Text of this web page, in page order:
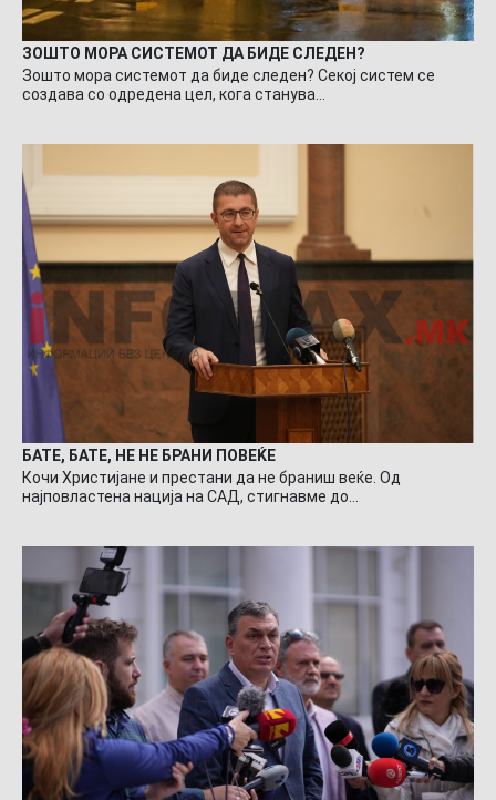
ЗОШТО МОРА СИСТЕМОТ ДА БИДЕ СЛЕДЕН?
Зошто мора системот да биде следен? Секој систем се
создава со одредена цел, кога станува…
БАТЕ, БАТЕ, НЕ НЕ БРАНИ ПОВЕЌЕ
Кочи Христијане и престани да не браниш веќе. Од
најповластена нација на САД, стигнавме до…